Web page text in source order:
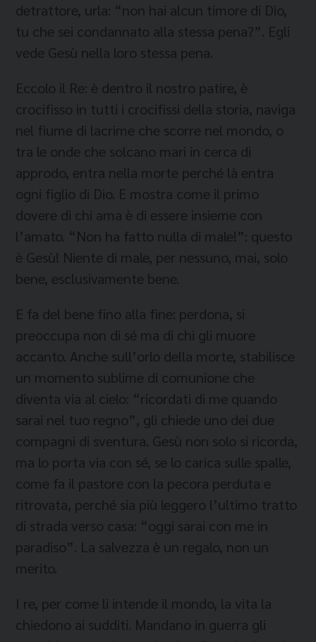
detrattore, urla: “non hai alcun timore di Dio,
tu che sei condannato alla stessa pena?”. Egli
vede Gesù nella loro stessa pena.
Eccolo il Re: è dentro il nostro patire, è
crocifisso in tutti i crocifissi della storia, naviga
nel fiume di lacrime che scorre nel mondo, o
tra le onde che solcano mari in cerca di
approdo, entra nella morte perché là entra
ogni figlio di Dio. E mostra come il primo
dovere di chi ama è di essere insieme con
l’amato. “Non ha fatto nulla di male!”: questo
è Gesù! Niente di male, per nessuno, mai, solo
bene, esclusivamente bene.
E fa del bene fino alla fine: perdona, si
preoccupa non di sé ma di chi gli muore
accanto. Anche sull’orlo della morte, stabilisce
un momento sublime di comunione che
diventa via al cielo: “ricordati di me quando
sarai nel tuo regno”, gli chiede uno dei due
compagni di sventura. Gesù non solo si ricorda,
ma lo porta via con sé, se lo carica sulle spalle,
come fa il pastore con la pecora perduta e
ritrovata, perché sia più leggero l’ultimo tratto
di strada verso casa: “oggi sarai con me in
paradiso”. La salvezza è un regalo, non un
merito.
I re, per come li intende il mondo, la vita la
chiedono ai sudditi. Mandano in guerra gli